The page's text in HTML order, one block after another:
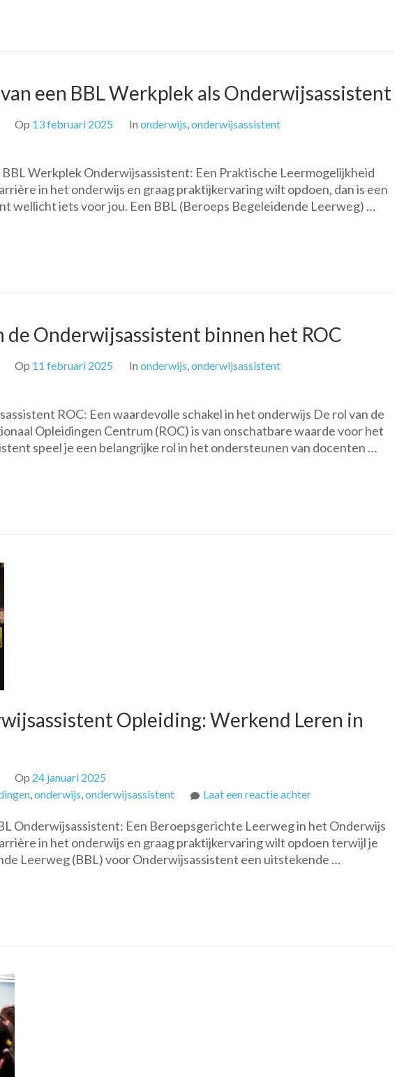
een BBL Werkplek als Onderwijsassistent
Op 13 februari 2025 In onderwijs,onderwijsassistent
Werkplek Onderwijsassistent: Een Praktische Leermogelijkheid
in het onderwijs en graag praktijkervaring wilt opdoen, dan is een
wellicht iets voor jou. Een BBL (Beroeps Begeleidende Leerweg) …
de Onderwijsassistent binnen het ROC
Op 11 februari 2025 In onderwijs,onderwijsassistent
ROC: Een waardevolle schakel in het onderwijs De rol van de
Opleidingen Centrum (ROC) is van onschatbare waarde voor het
speel je een belangrijke rol in het ondersteunen van docenten …
Opleiding: Werkend Leren in
Op 24 januari 2025
,onderwijs,onderwijsassistent Laat een reactie achterop
de
BBL
Onderwijsassistent
Onderwijsassistent: Een Beroepsgerichte Leerweg in het Onderwijs
in het onderwijs en graag praktijkervaring wilt opdoen terwijl je
Leerweg (BBL) voor Onderwijsassistent een uitstekende …